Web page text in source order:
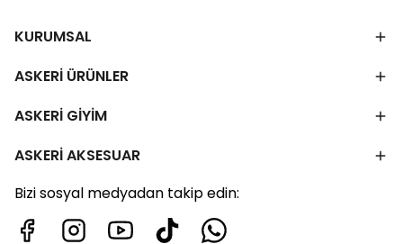
KURUMSAL
ASKERİ ÜRÜNLER
ASKERİ GİYİM
ASKERİ AKSESUAR
Bizi sosyal medyadan takip edin: